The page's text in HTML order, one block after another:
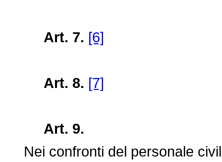
Art. 7. [6]
Art. 8. [7]
Art. 9.
Nei confronti del personale